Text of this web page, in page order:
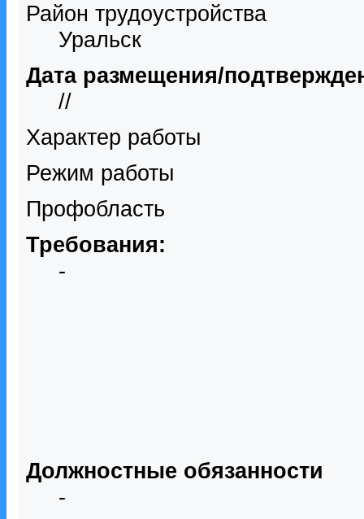
Район трудоустройства
Уральск
Дата размещения/
//
Характер работы
Режим работы
Профобласть
Требования:
-
Должностные обязанности
-